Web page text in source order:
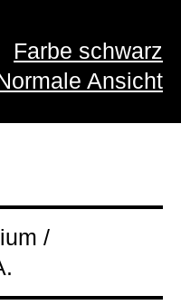
Farbe schwarz
Ansicht
/